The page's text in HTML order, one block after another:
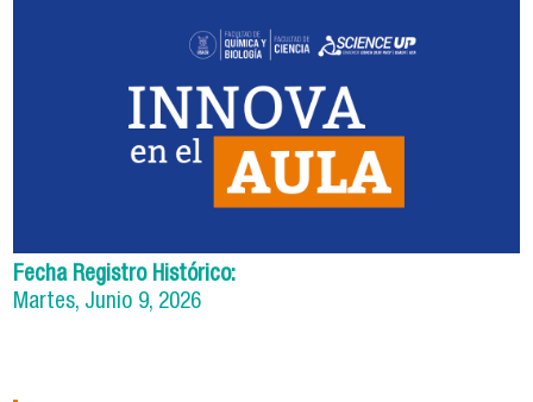
Fecha Registro Histórico:
Martes, Junio 9, 2026